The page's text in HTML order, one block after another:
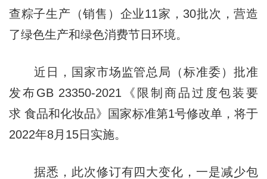
查粽子生产（销售）企业11家，30批次，营造
了绿色生产和绿色消费节日环境。
近日，国家市场监管总局（标准委）批准
发布GB 23350-2021《限制商品过度包装要
求 食品和化妆品》国家标准第1号修改单，将于
2022年8月15日实施。
据悉，此次修订有四大变化，一是减少包